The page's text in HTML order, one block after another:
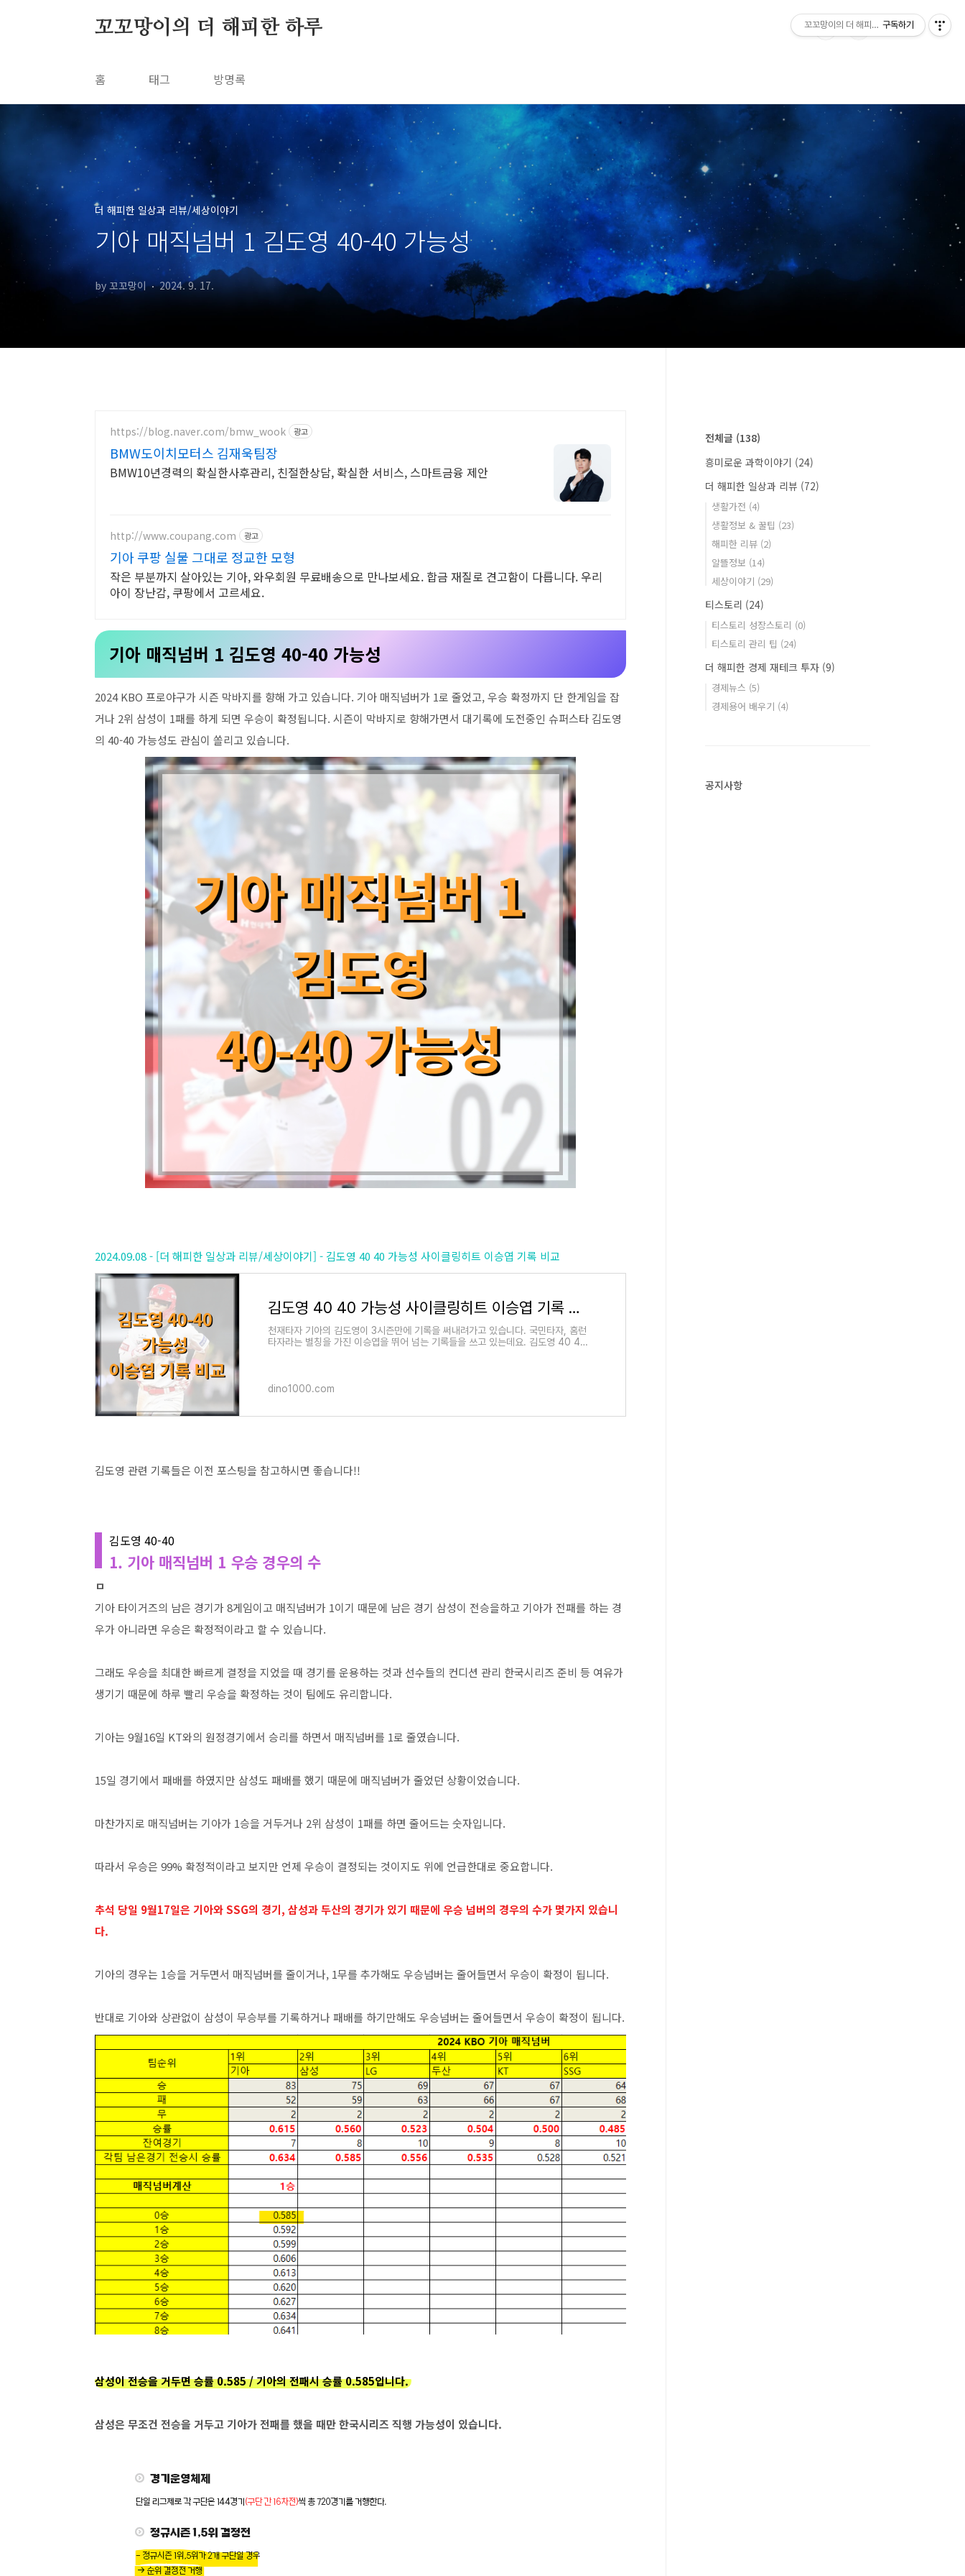
꼬꼬망이의 더 해피한 하루
홈 태그 방명록
더 해피한 일상과 리뷰/세상이야기
기아 매직넘버 1 김도영 40-40 가능성
by 꼬꼬망이 2024. 9. 17.
https://blog.naver.com/bmw_wook 광고
BMW도이치모터스 김재욱팀장
BMW10년경력의 확실한사후관리, 친절한상담, 확실한 서비스, 스마트금융 제안
http://www.coupang.com 광고
기아 쿠팡 실물 그대로 정교한 모형
작은 부분까지 살아있는 기아, 와우회원 무료배송으로 만나보세요. 합금 재질로 견고함이 다릅니다. 우리
아이 장난감, 쿠팡에서 고르세요.
기아 매직넘버 1 김도영 40-40 가능성
2024 KBO 프로야구가 시즌 막바지를 향해 가고 있습니다. 기아 매직넘버가 1로 줄었고, 우승 확정까지 단 한게임을 잡
거나 2위 삼성이 1패를 하게 되면 우승이 확정됩니다. 시즌이 막바지로 향해가면서 대기록에 도전중인 슈퍼스타 김도영
의 40-40 가능성도 관심이 쏠리고 있습니다.
2024.09.08 - [더 해피한 일상과 리뷰/세상이야기] - 김도영 40 40 가능성 사이클링히트 이승엽 기록 비교
김도영 40 40 가능성 사이클링히트 이승엽 기록 비교
천재타자 기아의 김도영이 3시즌만에 기록을 써내려가고 있습니다. 국민타자, 홈런
타자라는 별칭을 가진 이승엽을 뛰어 넘는 기록들을 쓰고 있는데요. 김도영 40 40
dino1000.com
김도영 관련 기록들은 이전 포스팅을 참고하시면 좋습니다!!
김도영 40-40
1. 기아 매직넘버 1 우승 경우의 수
ㅁ
기아 타이거즈의 남은 경기가 8게임이고 매직넘버가 1이기 때문에 남은 경기 삼성이 전승을하고 기아가 전패를 하는 경
우가 아니라면 우승은 확정적이라고 할 수 있습니다.
그래도 우승을 최대한 빠르게 결정을 지었을 때 경기를 운용하는 것과 선수들의 컨디션 관리 한국시리즈 준비 등 여유가
생기기 때문에 하루 빨리 우승을 확정하는 것이 팀에도 유리합니다.
기아는 9월16일 KT와의 원정경기에서 승리를 하면서 매직넘버를 1로 줄였습니다.
15일 경기에서 패배를 하였지만 삼성도 패배를 했기 때문에 매직넘버가 줄었던 상황이었습니다.
마찬가지로 매직넘버는 기아가 1승을 거두거나 2위 삼성이 1패를 하면 줄어드는 숫자입니다.
따라서 우승은 99% 확정적이라고 보지만 언제 우승이 결정되는 것이지도 위에 언급한대로 중요합니다.
추석 당일 9월17일은 기아와 SSG의 경기, 삼성과 두산의 경기가 있기 때문에 우승 넘버의 경우의 수가 몇가지 있습니
다.
기아의 경우는 1승을 거두면서 매직넘버를 줄이거나, 1무를 추가해도 우승넘버는 줄어들면서 우승이 확정이 됩니다.
반대로 기아와 상관없이 삼성이 무승부를 기록하거나 패배를 하기만해도 우승넘버는 줄어들면서 우승이 확정이 됩니다.
삼성이 전승을 거두면 승률 0.585 / 기아의 전패시 승률 0.585입니다.
삼성은 무조건 전승을 거두고 기아가 전패를 했을 때만 한국시리즈 직행 가능성이 있습니다.
전체글 (138)
흥미로운 과학이야기 (24)
더 해피한 일상과 리뷰 (72)
생활가전 (4)
생활정보 & 꿀팁 (23)
해피한 리뷰 (2)
알뜰정보 (14)
세상이야기 (29)
티스토리 (24)
티스토리 성장스토리 (0)
티스토리 관리 팁 (24)
더 해피한 경제 재테크 투자 (9)
경제뉴스 (5)
경제용어 배우기 (4)
공지사항
꼬꼬망이의 더 해피한 하루구독하기